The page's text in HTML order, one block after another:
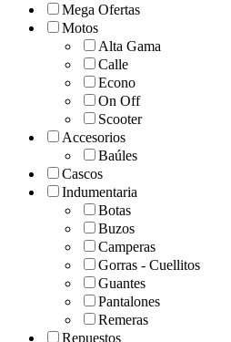
elegir
Mega Ofertas
Motos
Alta Gama
Calle
Econo
On Off
Scooter
Accesorios
Baúles
Cascos
Indumentaria
Botas
Buzos
Camperas
Gorras - Cuellitos
Guantes
Pantalones
Remeras
Repuestos